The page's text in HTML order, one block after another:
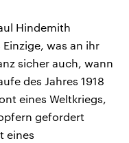
Hindemith
was an ihr
sicher auch, wann
des Jahres 1918
eines Weltkriegs,
gefordert
eines